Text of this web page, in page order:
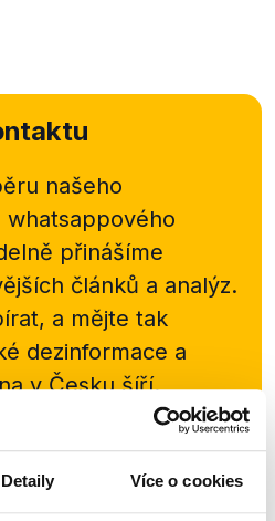
Detaily Více o cookies
našeho
whatsappového
přinášíme
článků a analýz.
a mějte tak
dezinformace a
v Česku šíří.
WhatsApp